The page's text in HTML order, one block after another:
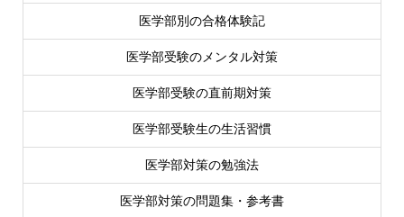
医学部別の合格体験記
医学部受験のメンタル対策
医学部受験の直前期対策
医学部受験生の生活習慣
医学部対策の勉強法
医学部対策の問題集・参考書